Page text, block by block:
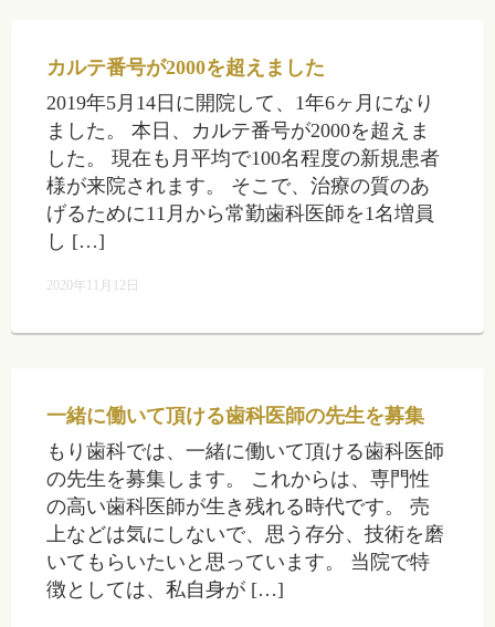
カルテ番号が2000を超えました
2019年5月14日に開院して、1年6ヶ月になり
ました。 本日、カルテ番号が2000を超えま
した。 現在も月平均で100名程度の新規患者
様が来院されます。 そこで、治療の質のあ
げるために11月から常勤歯科医師を1名増員
し […]
2020年11月12日
一緒に働いて頂ける歯科医師の先生を募集
もり歯科では、一緒に働いて頂ける歯科医師
の先生を募集します。 これからは、専門性
の高い歯科医師が生き残れる時代です。 売
上などは気にしないで、思う存分、技術を磨
いてもらいたいと思っています。 当院で特
徴としては、私自身が […]